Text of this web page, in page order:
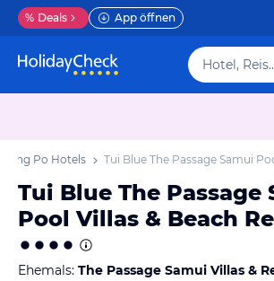
% Deals App öffnen
Po Hotels Tui Blue The Passage Samui
Tui Blue The Passage
Pool Villas & Beach
Ehemals: The Passage Samui Villas &